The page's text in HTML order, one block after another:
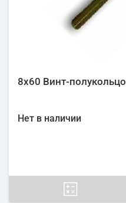
8х60 Винт-полукольцо
Нет в наличии